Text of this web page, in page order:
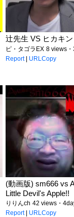
辻先生 VS ヒカキ
ピ・タゴラEX 8 views
Report| URLCopy
(動画版) sm666 vs
Little Devil's Apple!!
りりんch 42 views・
Report| URLCopy